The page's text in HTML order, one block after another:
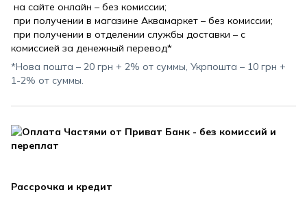
на сайте онлайн – без комиссии;
при получении в магазине Аквамаркет – без комиссии;
при получении в отделении службы доставки – с
комиссией за денежный перевод*
*Нова пошта – 20 грн + 2% от суммы, Укрпошта – 10 грн +
1-2% от суммы.
Рассрочка и кредит